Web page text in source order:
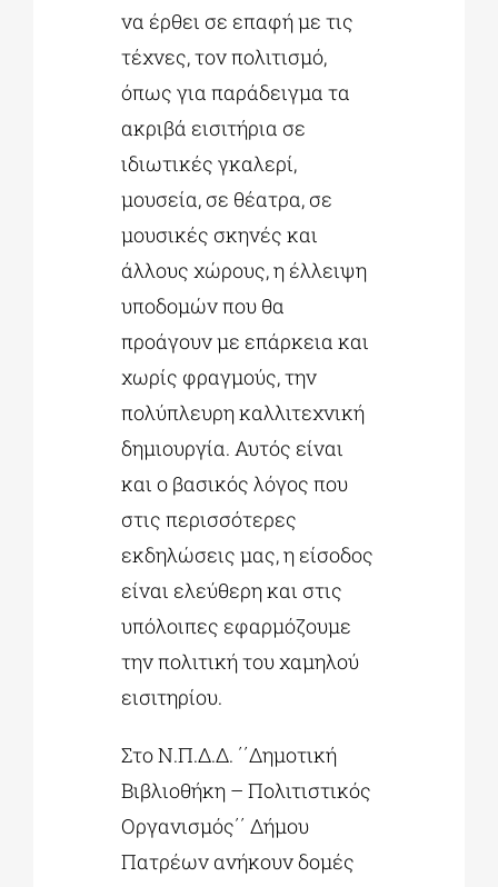
να έρθει σε επαφή με τις
τέχνες, τον πολιτισμό,
όπως για παράδειγμα τα
ακριβά εισιτήρια σε
ιδιωτικές γκαλερί,
μουσεία, σε θέατρα, σε
μουσικές σκηνές και
άλλους χώρους, η έλλειψη
υποδομών που θα
προάγουν με επάρκεια και
χωρίς φραγμούς, την
πολύπλευρη καλλιτεχνική
δημιουργία. Αυτός είναι
και ο βασικός λόγος που
στις περισσότερες
εκδηλώσεις μας, η είσοδος
είναι ελεύθερη και στις
υπόλοιπες εφαρμόζουμε
την πολιτική του χαμηλού
εισιτηρίου.
Στο Ν.Π.Δ.Δ. ΄΄Δημοτική
Βιβλιοθήκη – Πολιτιστικός
Οργανισμός΄΄ Δήμου
Πατρέων ανήκουν δομές